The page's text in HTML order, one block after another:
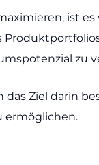
ist
zu
das Ziel darin
ermöglichen.